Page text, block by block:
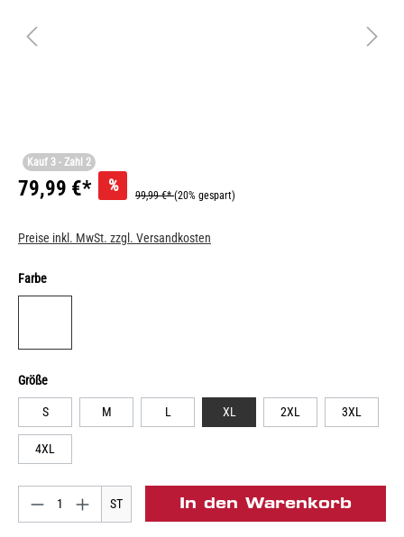
Kauf 3 - Zahl 2
79,99 €* %
99,99 €*(20% gespart)
Preise inkl. MwSt. zzgl. Versandkosten
Farbe
Größe
S M L XL 2XL 3XL
4XL
ST In den Warenkorb